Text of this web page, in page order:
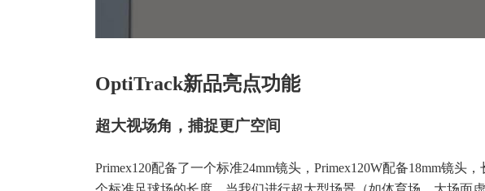
OptiTrack新品亮点功能
超大视场角，捕捉更广空间
Primex120配备了一个标准24mm镜头，Primex120W配备18mm镜头